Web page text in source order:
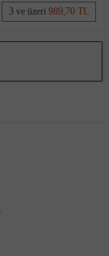
3 ve üzeri 989,70 TL